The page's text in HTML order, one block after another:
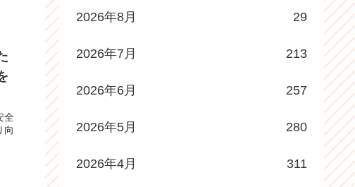
全
向
2026年8月 29
2026年7月 213
2026年6月 257
2026年5月 280
2026年4月 311